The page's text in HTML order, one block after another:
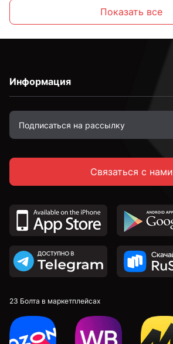
М12
М14
М18
М20
М22
М24
Показать все
Информация
Связаться с нами
23 Болта в маркетплейсах